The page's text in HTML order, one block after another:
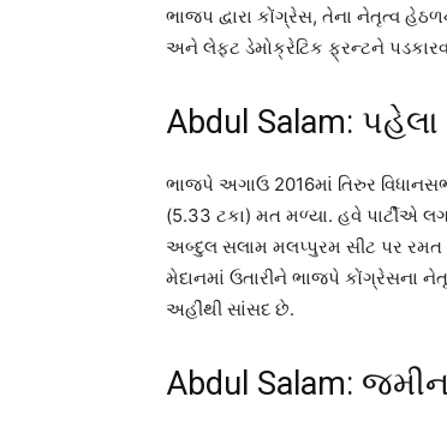
ભાજપ દ્વારા કોંગ્રેસ, તેના નેતૃત્વ
અને લેફ્ટ ડેમોક્રેટિક ફ્રન્ટને
Abdul Salam:
ભાજપે અગાઉ 2016માં તિરુર
(5.33 ટકા) મત મળ્યા. હવે પાર્ટીએ
અબ્દુલ સલામ મલપ્પુરમ સીટ પર
મેદાનમાં ઉતારીને ભાજપે કોંગ્રેસના
અહીંથી સાંસદ છે.
Abdul Salam: